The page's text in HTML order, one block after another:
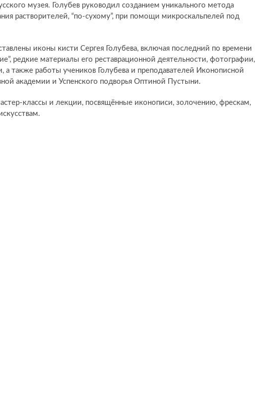
музея. Голубев руководил созданием уникального метода
растворителей, “по-сухому”, при помощи микроскальпелей под
иконы кисти Сергея Голубева, включая последний по времени
редкие материалы его реставрационной деятельности, фотографии,
а также работы учеников Голубева и преподавателей Иконописной
академии и Успенского подворья Оптиной Пустыни.
классы и лекции, посвящённые иконописи, золочению, фрескам,